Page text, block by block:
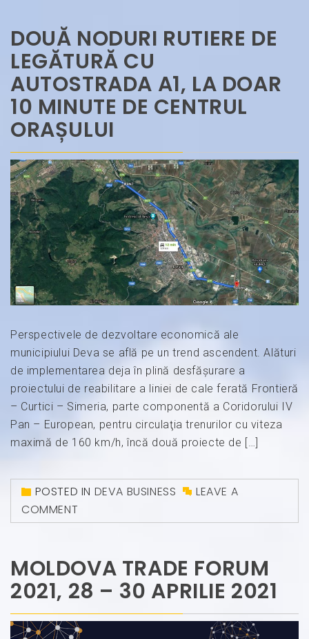
DOUĂ NODURI RUTIERE DE
LEGĂTURĂ CU
AUTOSTRADA A1, LA DOAR
10 MINUTE DE CENTRUL
ORAȘULUI
Perspectivele de dezvoltare economică ale
municipiului Deva se află pe un trend ascendent. Alături
de implementarea deja în plină desfășurare a
proiectului de reabilitare a liniei de cale ferată Frontieră
– Curtici – Simeria, parte componentă a Coridorului IV
Pan – European, pentru circulaţia trenurilor cu viteza
maximă de 160 km/h, încă două proiecte de […]
POSTED IN DEVA BUSINESS
LEAVE A
COMMENT
MOLDOVA TRADE FORUM
2021, 28 – 30 APRILIE 2021